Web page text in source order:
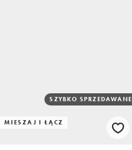
MIESZAJ I ŁĄCZ
SZYBKO SPRZEDAWANE